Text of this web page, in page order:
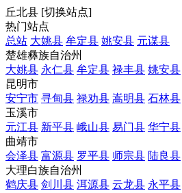
丘北县 [切换站点]
热门站点
总站 大姚县 牟定县 姚安县 元谋县
楚雄彝族自治州
大姚县 永仁县 牟定县 禄丰县 姚安县
昆明市
安宁市 寻甸县 禄劝县 嵩明县 石林县
玉溪市
元江县 新平县 峨山县 易门县 华宁县
曲靖市
会泽县 富源县 罗平县 师宗县 陆良县
大理白族自治州
鹤庆县 剑川县 洱源县 云龙县 永平县